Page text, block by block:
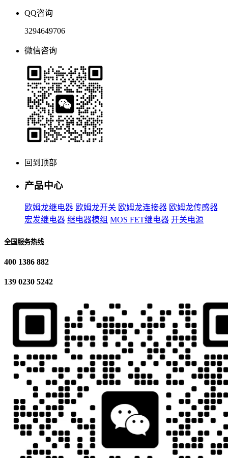
QQ咨询
3294649706
微信咨询
回到顶部
产品中心
欧姆龙继电器 欧姆龙开关 欧姆龙连接器 欧姆龙传感器
宏发继电器 继电器模组 MOS FET继电器 开关电源
全国服务热线
400 1386 882
139 0230 5242